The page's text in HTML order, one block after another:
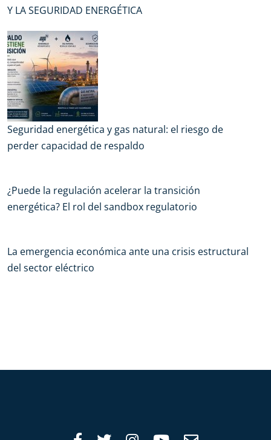
Y LA SEGURIDAD ENERGÉTICA
Seguridad energética y gas natural: el riesgo de
perder capacidad de respaldo
¿Puede la regulación acelerar la transición
energética? El rol del sandbox regulatorio
La emergencia económica ante una crisis estructural
del sector eléctrico